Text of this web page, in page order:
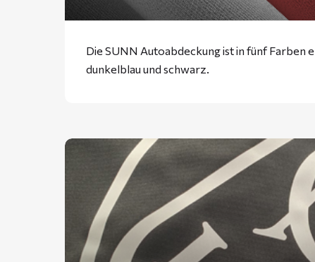
Die SUNN Autoabdeckung ist in fünf Farben
dunkelblau und schwarz.